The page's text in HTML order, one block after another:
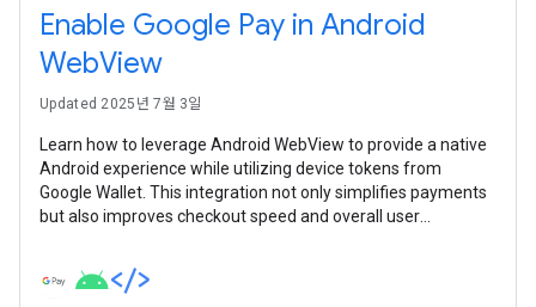
Enable Google Pay in Android
WebView
Updated 2025년 7월 3일
Learn how to leverage Android WebView to provide a native
Android experience while utilizing device tokens from
Google Wallet. This integration not only simplifies payments
but also improves checkout speed and overall user